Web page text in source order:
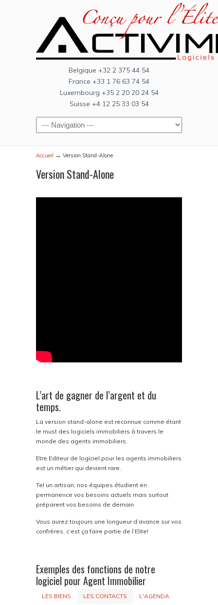
Belgique +32 2 375 44 54
France +33 1 76 63 74 54
Luxembourg +35 2 20 20 24 54
Suisse +4 12 25 33 03 54
Accueil → Version Stand-Alone
Version Stand-Alone
L’art de gagner de l’argent et du
temps.
La version stand-alone est reconnue comme étant
le must des logiciels immobiliers à travers le
monde des agents immobiliers.
Etre Editeur de logiciel pour les agents immobiliers
est un métier qui devient rare.
Tel un artisan, nos équipes étudient en
permanence vos besoins actuels mais surtout
préparent vos besoins de demain.
Vous aurez toujours une longueur d’avance sur vos
confrères, c’est ça faire partie de l’Elite!
Exemples des fonctions de notre
logiciel pour Agent Immobilier
LES BIENS LES CONTACTS L'AGENDA